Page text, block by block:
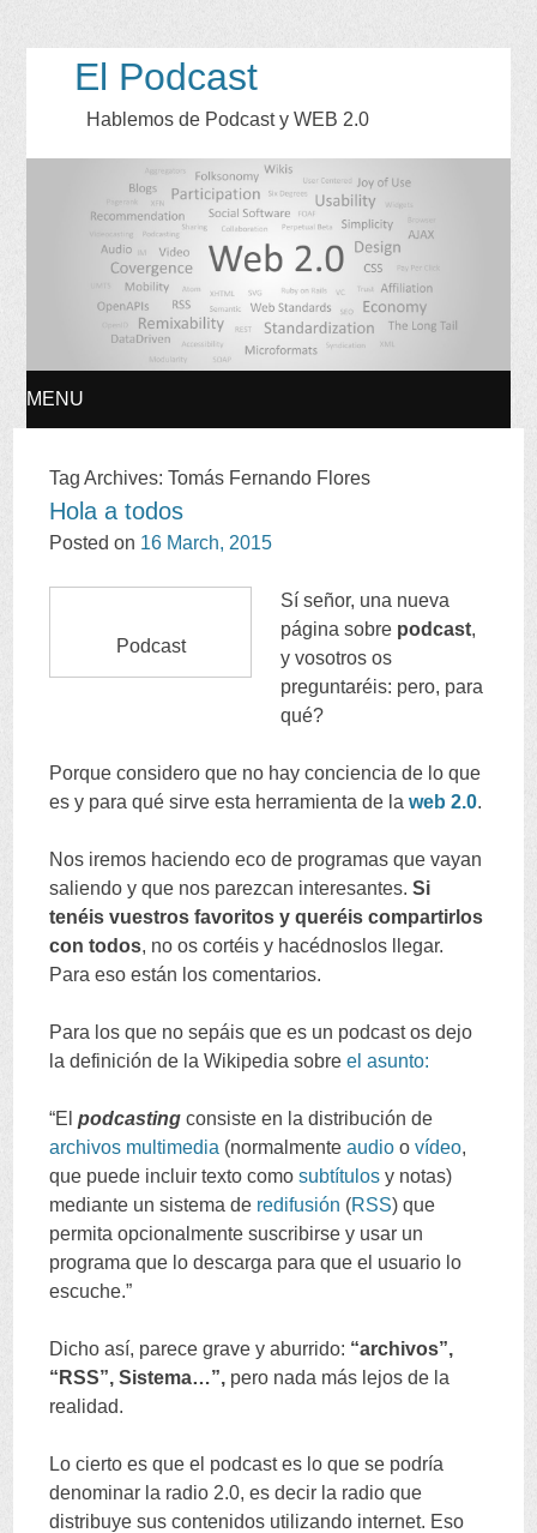
El Podcast
Hablemos de Podcast y WEB 2.0
MENU
TO
Tag Archives:Tomás Fernando Flores
Hola a todos
Posted on 16 March, 2015
Podcast
Sí señor, una nueva
página sobre podcast,
y vosotros os
preguntaréis: pero, para
qué?
Porque considero que no hay conciencia de lo que
es y para qué sirve esta herramienta de la web 2.0.
Nos iremos haciendo eco de programas que vayan
saliendo y que nos parezcan interesantes.Si
tenéis vuestros favoritos y queréis compartirlos
con todos, no os cortéis y hacédnoslos llegar.
Para eso están los comentarios.
Para los que no sepáis que es un podcast os dejo
la definición de la Wikipedia sobre el asunto:
“El podcasting consiste en la distribución de
archivos multimedia (normalmente audio o vídeo,
que puede incluir texto como subtítulos y notas)
mediante un sistema de redifusión (RSS)que
permita opcionalmente suscribirse y usar un
programa que lo descarga para que el usuario lo
escuche.”
Dicho así, parece grave y aburrido: “archivos”,
“ RSS”,Sistema…”, pero nada más lejos de la
realidad.
Lo cierto es que el podcast es lo que se podría
denominar la radio 2.0,es decir la radio que
distribuye sus contenidos utilizando internet. Eso